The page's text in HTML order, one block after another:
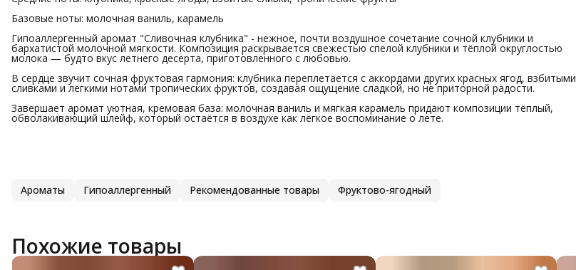
Базовые ноты: молочная ваниль, карамель
Гипоаллергенный аромат "Сливочная клубника" - нежное, почти воздушное сочетание сочной клубники и
бархатистой молочной мягкости. Композиция раскрывается свежестью спелой клубники и тёплой округлостью
молока — будто вкус летнего десерта, приготовленного с любовью.
В сердце звучит сочная фруктовая гармония: клубника переплетается с аккордами других красных ягод, взбитыми
сливками и лёгкими нотами тропических фруктов, создавая ощущение сладкой, но не приторной радости.
Завершает аромат уютная, кремовая база: молочная ваниль и мягкая карамель придают композиции тёплый,
обволакивающий шлейф, который остаётся в воздухе как лёгкое воспоминание о лете.
Ароматы Гипоаллергенный Рекомендованные товары Фруктово-ягодный
Похожие товары